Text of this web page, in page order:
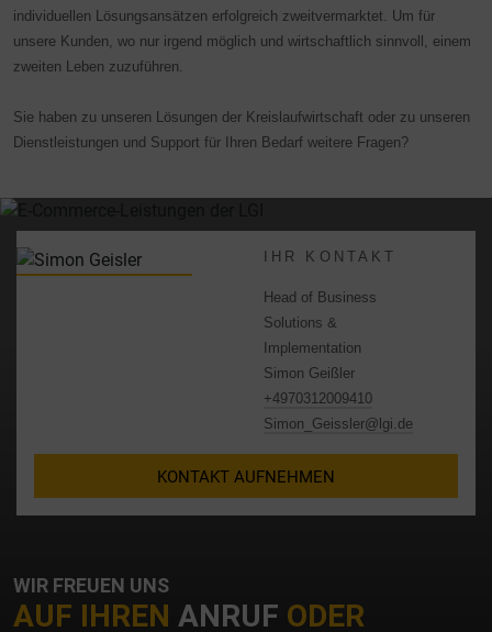
individuellen Lösungsansätzen erfolgreich zweitvermarktet. Um für
unsere Kunden, wo nur irgend möglich und wirtschaftlich sinnvoll, einem
zweiten Leben zuzuführen.
Sie haben zu unseren Lösungen der Kreislaufwirtschaft oder zu unseren
Dienstleistungen und Support für Ihren Bedarf weitere Fragen?
WIR FREUEN UNS
AUF IHREN ANRUF ODER
IHR KONTAKT
Head of Business
Solutions &
Implementation
Simon Geißler
+4970312009410
Simon_Geissler@lgi.de
KONTAKT AUFNEHMEN